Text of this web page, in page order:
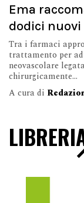
Ema
dodici
Tra i farmaci
trattamento per
neovascolare
chirurgicamente...
A cura di